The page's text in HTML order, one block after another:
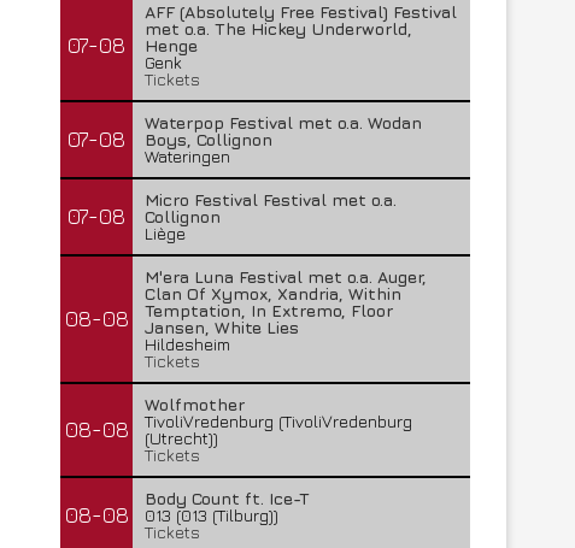
07-08
AFF (Absolutely Free Festival) Festival
met o.a. The Hickey Underworld,
Henge
Genk
Tickets
07-08
Waterpop Festival met o.a. Wodan
Boys, Collignon
Wateringen
07-08
Micro Festival Festival met o.a.
Collignon
Liège
08-08
M'era Luna Festival met o.a. Auger,
Clan Of Xymox, Xandria, Within
Temptation, In Extremo, Floor
Jansen, White Lies
Hildesheim
Tickets
08-08
Wolfmother
TivoliVredenburg (TivoliVredenburg
(Utrecht))
Tickets
08-08
Body Count ft. Ice-T
013 (013 (Tilburg))
Tickets